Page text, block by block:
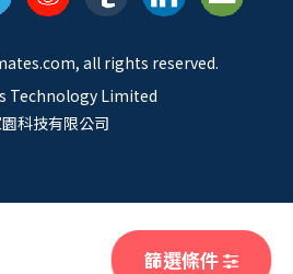
篩選條件
.com, all rights reserved.
Technology Limited
科技有限公司